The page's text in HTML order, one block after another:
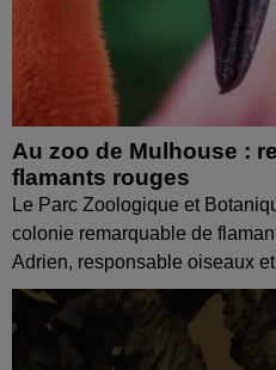
Au zoo de Mulhouse :
flamants rouges
Le Parc Zoologique et
colonie remarquable de
Adrien, responsable oiseaux